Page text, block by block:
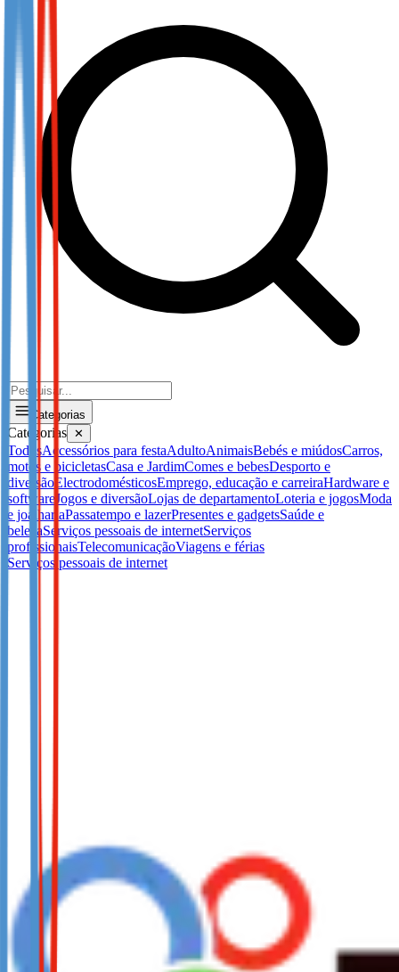
Categorias
Categorias ✕
TodosAccessórios para festaAdultoAnimaisBebés e miúdosCarros,
motos e bicicletasCasa e JardimComes e bebesDesporto e
diversão ElectrodomésticosEmprego, educação e carreiraHardware e
software Jogos e diversãoLojas de departamentoLoteria e jogosModa
e joalhariaPassatempo e lazerPresentes e gadgetsSaúde e
belezaServiços pessoais de internetServiços
profissionaisTelecomunicaçãoViagens e férias
Serviços pessoais de internet